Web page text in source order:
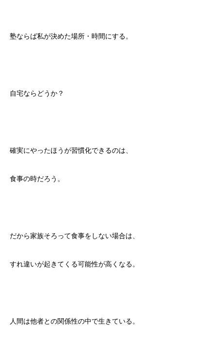
塾ならば私が決めた場所・時間にする。
自宅ならどうか？
確実にやったほうが習慣化できるのは、
食事の時だろう。
だから家族そろって食事をしない場合は、
すれ違いが起きてくる可能性が高くなる。
人間は他者との関係性の中で生きている。